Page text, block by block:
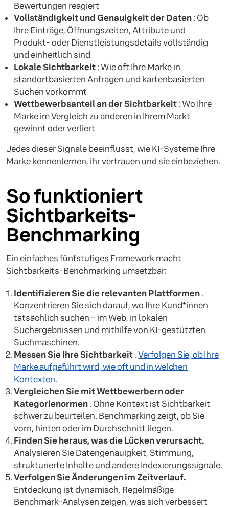
Bewertungen reagiert
Vollständigkeit und Genauigkeit der Daten: Ob
Ihre Einträge, Öffnungszeiten, Attribute und
Produkt- oder Dienstleistungsdetails vollständig
und einheitlich sind
Lokale Sichtbarkeit: Wie oft Ihre Marke in
standortbasierten Anfragen und kartenbasierten
Suchen vorkommt
Wettbewerbsanteil an der Sichtbarkeit: Wo Ihre
Marke im Vergleich zu anderen in Ihrem Markt
gewinnt oder verliert
Jedes dieser Signale beeinflusst, wie KI-Systeme Ihre
Marke kennenlernen, ihr vertrauen und sie einbeziehen.
So funktioniert
Sichtbarkeits-
Benchmarking
Ein einfaches fünfstufiges Framework macht
Sichtbarkeits-Benchmarking umsetzbar:
Identifizieren Sie die relevanten Plattformen.
Konzentrieren Sie sich darauf, wo Ihre Kund*innen
tatsächlich suchen – im Web, in lokalen
Suchergebnissen und mithilfe von KI-gestützten
Suchmaschinen.
Messen Sie Ihre Sichtbarkeit.Verfolgen Sie, ob Ihre
Marke aufgeführt wird, wie oft und in welchen
Kontexten.
Vergleichen Sie mit Wettbewerbern oder
Kategorienormen. Ohne Kontext ist Sichtbarkeit
schwer zu beurteilen. Benchmarking zeigt, ob Sie
vorn, hinten oder im Durchschnitt liegen.
Finden Sie heraus, was die Lücken verursacht.
Analysieren Sie Datengenauigkeit, Stimmung,
strukturierte Inhalte und andere Indexierungssignale.
Verfolgen Sie Änderungen im Zeitverlauf.
Entdeckung ist dynamisch. Regelmäßige
Benchmark-Analysen zeigen, was sich verbessert